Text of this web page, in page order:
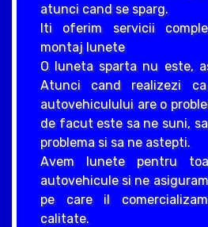
atunci cand se sparg.
Iti oferim servicii
montaj lunete
O luneta sparta nu este,
Atunci cand realizezi
autovehiculului are o
de facut este sa ne suni,
problema si sa ne astepti.
Avem lunete pentru
autovehicule si ne
pe care il
calitate.